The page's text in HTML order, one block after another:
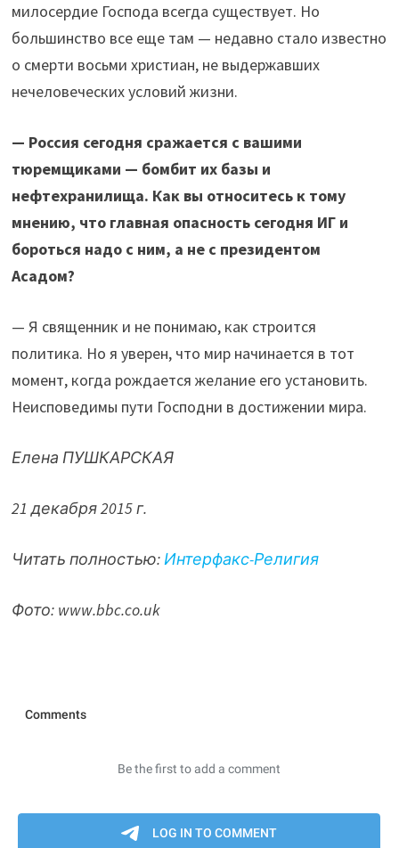
милосердие Господа всегда существует. Но
большинство все еще там — недавно стало известно
о смерти восьми христиан, не выдержавших
нечеловеческих условий жизни.
— Россия сегодня сражается с вашими
тюремщиками — бомбит их базы и
нефтехранилища. Как вы относитесь к тому
мнению, что главная опасность сегодня ИГ и
бороться надо с ним, а не с президентом
Асадом?
— Я священник и не понимаю, как строится
политика. Но я уверен, что мир начинается в тот
момент, когда рождается желание его установить.
Неисповедимы пути Господни в достижении мира.
Елена ПУШКАРСКАЯ
21 декабря 2015 г.
Читать полностью:Интерфакс-Религия
Фото: www.bbc.co.uk